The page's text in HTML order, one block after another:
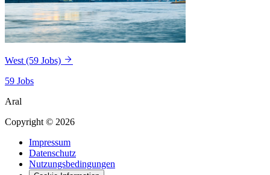
West (59 Jobs)
59 Jobs
Aral
Copyright © 2026
Impressum
Datenschutz
Nutzungsbedingungen